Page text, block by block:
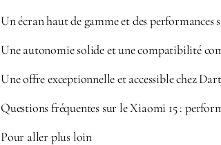
Un écran haut de gamme et des
Une autonomie solide et une compatibilité
Une offre exceptionnelle et accessible chez
Questions fréquentes sur le Xiaomi 15 :
Pour aller plus loin